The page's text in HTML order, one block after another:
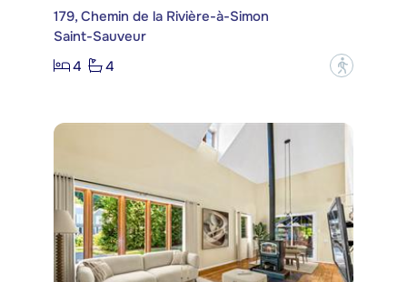
179, Chemin de la Rivière-à-Simon
Saint-Sauveur
4
4 ?